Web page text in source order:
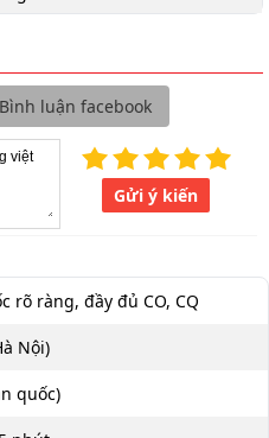
Bình luận facebook
Gửi ý kiến
rõ ràng, đầy đủ CO, CQ
Nội)
quốc)